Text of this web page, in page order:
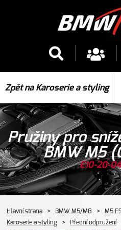
Zpět na Karoserie a styling
Pružiny pro
BMW M5
E10-20-
Hlavní strana > BMW M5/M8 > M5
Karoserie a styling
> Přední odpružení